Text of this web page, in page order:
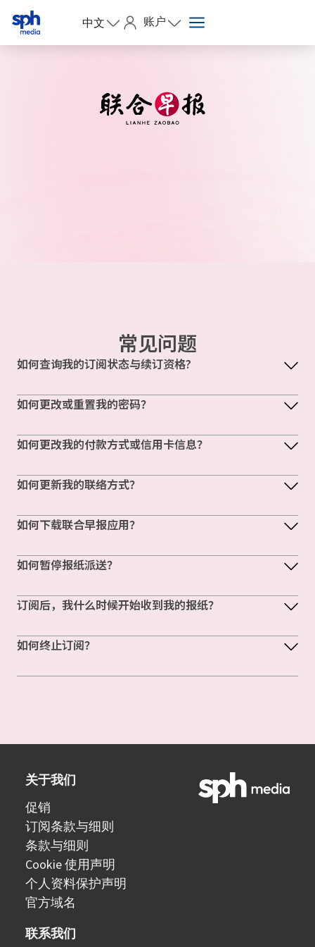
中文 账户
常见问题
如何查询我的订阅状态与续订资格?
如何更改或重置我的密码？
如何更改我的付款方式或信用卡信息？
如何更新我的联络方式？
如何下载联合早报应用？
如何暂停报纸派送？
订阅后，我什么时候开始收到我的报纸？
如何终止订阅？
关于我们
促销
订阅条款与细则
条款与细则
Cookie 使用声明
个人资料保护声明
官方域名
联系我们